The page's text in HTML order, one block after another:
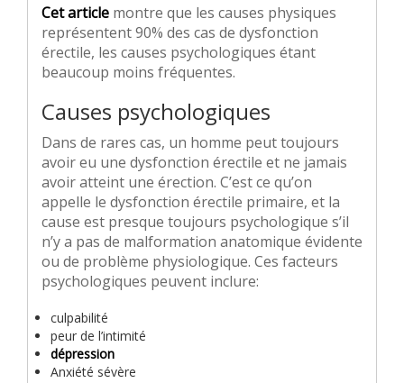
Cet article montre que les causes physiques
représentent 90% des cas de dysfonction
érectile, les causes psychologiques étant
beaucoup moins fréquentes.
Causes psychologiques
Dans de rares cas, un homme peut toujours
avoir eu une dysfonction érectile et ne jamais
avoir atteint une érection. C’est ce qu’on
appelle le dysfonction érectile primaire, et la
cause est presque toujours psychologique s’il
n’y a pas de malformation anatomique évidente
ou de problème physiologique. Ces facteurs
psychologiques peuvent inclure:
culpabilité
peur de l’intimité
dépression
Anxiété sévère